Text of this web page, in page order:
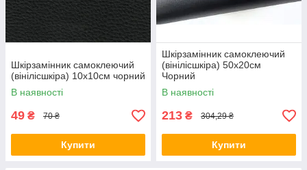
Шкірзамінник самоклеючий
(вінілісшкіра) 10х10см чорний
В наявності
49 ₴ 70 ₴
Купити
Шкірзамінник самоклеючий
(вінілісшкіра) 50х20см
Чорний
В наявності
213 ₴ 304,29 ₴
Купити